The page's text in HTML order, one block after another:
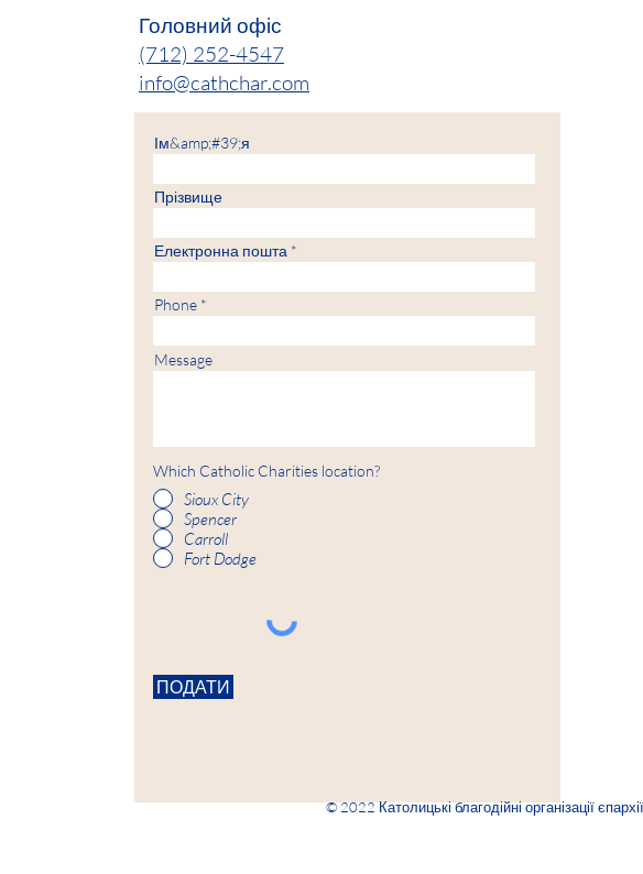
Головний офіс
(712) 252-4547
info@cathchar.com
Ім&amp;#39;я
Прізвище
Електронна пошта
Phone
Message
Which Catholic Charities location?
Sioux City
Spencer
Carroll
Fort Dodge
ПОДАТИ
© 2022 Католицькі благодійні організації